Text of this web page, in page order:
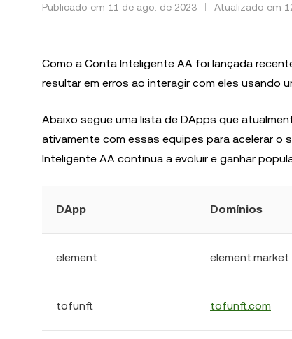
Publicado em 11 de ago. de 2023 Atualizado em
Como a Conta Inteligente AA foi lançada
resultar em erros ao interagir com eles usando
Abaixo segue uma lista de DApps que
ativamente com essas equipes para acelerar o
Inteligente AA continua a evoluir e ganhar
DApp Domínios
element element.market
tofunft tofunft.com